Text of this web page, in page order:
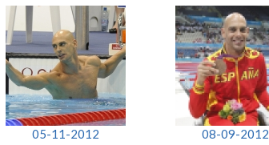
05-11-2012 08-09-2012